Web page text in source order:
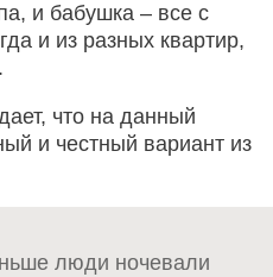
и бабушка – все с
и из разных квартир,
что на данный
и честный вариант из
люди ночевали